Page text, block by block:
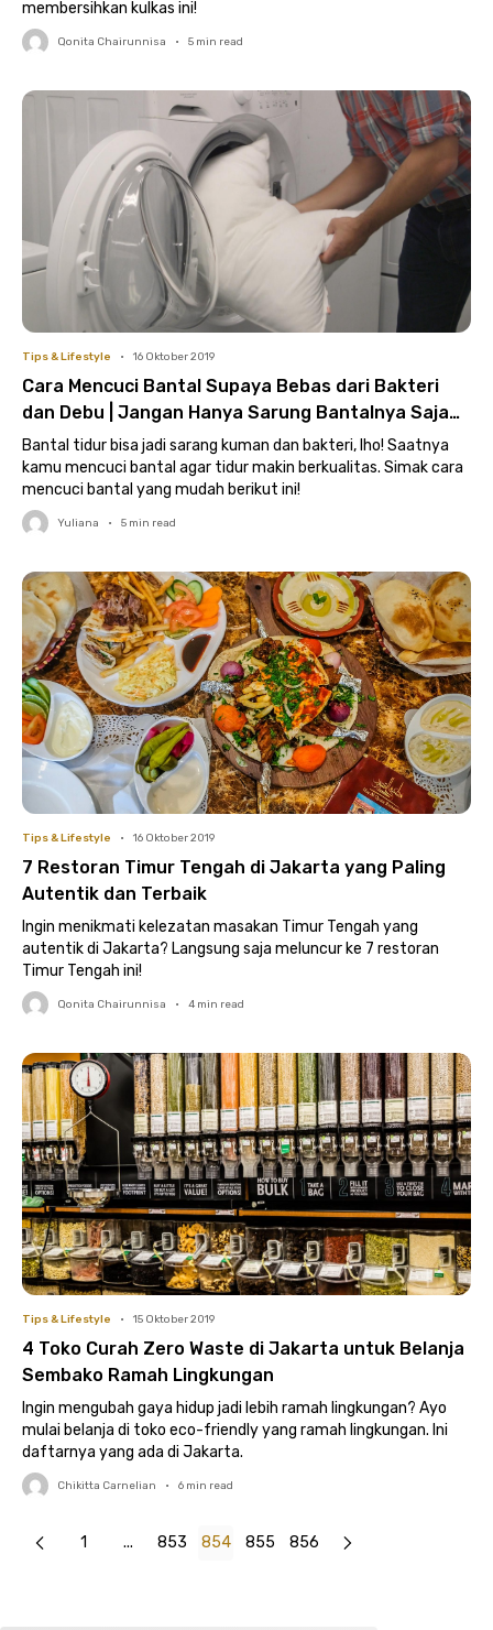
membersihkan kulkas ini!
Qonita Chairunnisa • 5 min read
Tips & Lifestyle • 16 Oktober 2019
Cara Mencuci Bantal Supaya Bebas dari Bakteri
dan Debu | Jangan Hanya Sarung Bantalnya Saja
yang Dicuci
Bantal tidur bisa jadi sarang kuman dan bakteri, lho! Saatnya
kamu mencuci bantal agar tidur makin berkualitas. Simak cara
mencuci bantal yang mudah berikut ini!
Yuliana • 5 min read
Tips & Lifestyle • 16 Oktober 2019
7 Restoran Timur Tengah di Jakarta yang Paling
Autentik dan Terbaik
Ingin menikmati kelezatan masakan Timur Tengah yang
autentik di Jakarta? Langsung saja meluncur ke 7 restoran
Timur Tengah ini!
Qonita Chairunnisa • 4 min read
Tips & Lifestyle • 15 Oktober 2019
4 Toko Curah Zero Waste di Jakarta untuk Belanja
Sembako Ramah Lingkungan
Ingin mengubah gaya hidup jadi lebih ramah lingkungan? Ayo
mulai belanja di toko eco-friendly yang ramah lingkungan. Ini
daftarnya yang ada di Jakarta.
Chikitta Carnelian • 6 min read
1 ... 853 854 855 856